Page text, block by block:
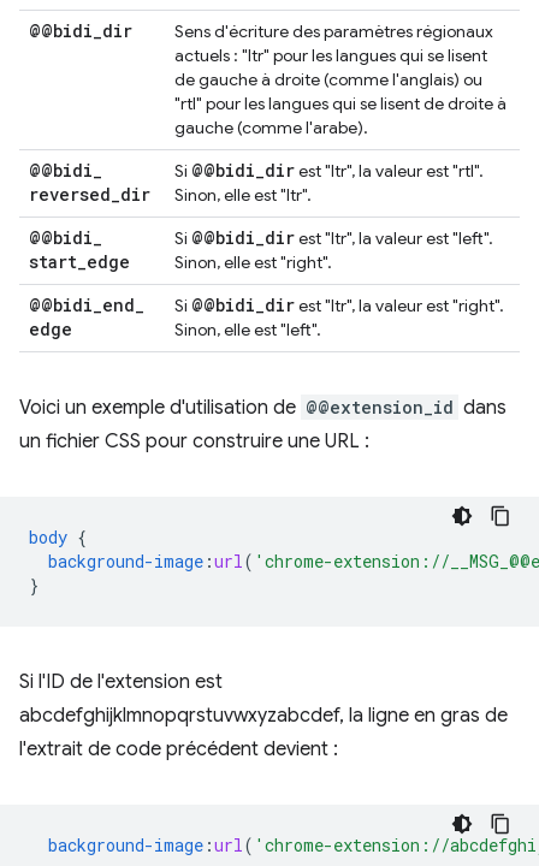
@@bidi dir
Sens d'écriture des paramètres régionaux
actuels : "ltr" pour les langues qui se lisent
de gauche à droite (comme l'anglais) ou
"rtl" pour les langues qui se lisent de droite à
gauche (comme l'arabe).
@@bidi
reversed dir
Si @@bidi direst "ltr", la valeur est "rtl".
Sinon, elle est "ltr".
@@bidi
start edge
Si @@bidi direst "ltr", la valeur est "left".
Sinon, elle est "right".
@@bidi end
edge
Si @@bidi direst "ltr", la valeur est "right".
Sinon, elle est "left".
Voici un exemple d'utilisation de @@extension_id dans
un fichier CSS pour construire une URL :
body {
background-image :url ( 'chrome-extension://
}
Si l'ID de l'extension est
abcdefghijklmnopqrstuvwxyzabcdef, la ligne en gras de
l'extrait de code précédent devient :
background-image :url ( 'chrome-extension://